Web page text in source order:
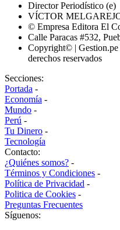
Director Periodístico (e)
VÍCTOR
© Empresa Editora El
Calle Paracas #532,
Copyright© |
derechos reservados
Secciones:
Portada -
Economía -
Mundo -
Perú -
Tu Dinero -
Tecnología
Contacto:
¿Quiénes somos? -
Términos y Condiciones -
Política de Privacidad -
Politica de Cookies -
Preguntas Frecuentes
Síguenos: